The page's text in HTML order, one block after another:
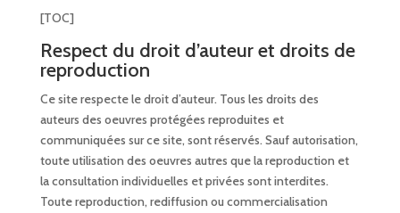
[TOC]
Respect du droit d’auteur et droits de
reproduction
Ce site respecte le droit d’auteur. Tous les droits des
auteurs des oeuvres protégées reproduites et
communiquées sur ce site, sont réservés. Sauf autorisation,
toute utilisation des oeuvres autres que la reproduction et
la consultation individuelles et privées sont interdites.
Toute reproduction, rediffusion ou commercialisation